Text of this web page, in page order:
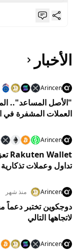
الأخبار
Arincen
"الأصل المساعد"..
العملات المشفرة في
Arincen
تداول وعملات
Arincen منذ شهر
لاتجاهها التالي
Arincen